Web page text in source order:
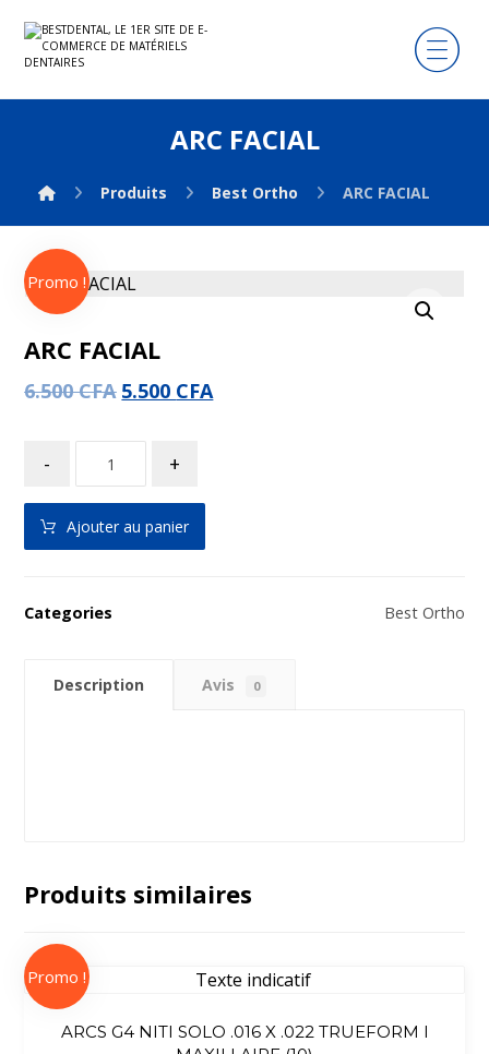
ARC FACIAL
Produits Best Ortho ARC FACIAL
Promo !
ARC FACIAL
6.500CFA 5.500 CFA
- +
Ajouter au panier
Categories Best Ortho
Description Avis 0
Produits similaires
ARCS G4 NITI SOLO .016 X .022 TRUEFORM I
Promo !